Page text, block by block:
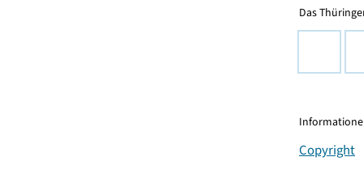
Das
Copyright